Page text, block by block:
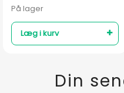
På lager
Læg i kurv
Din